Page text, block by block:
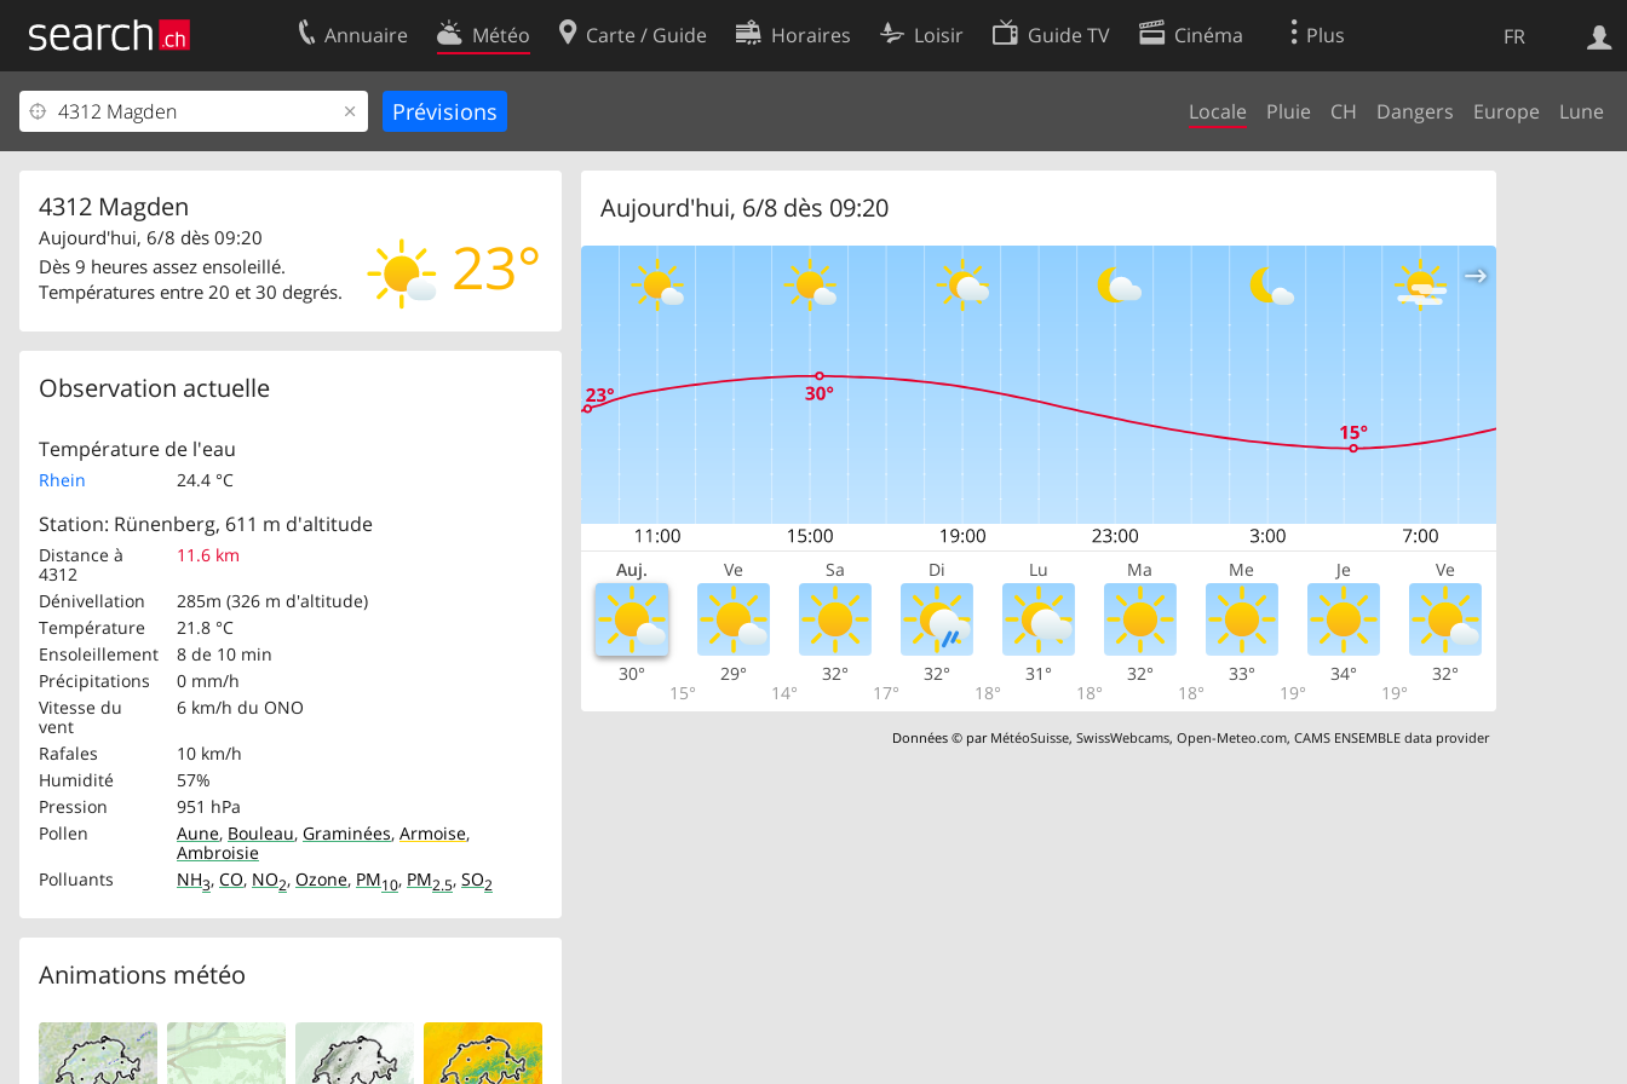
FR
Annuaire Météo Carte / Guide Horaires Loisir Guide TV Cinéma Plus
Locale Pluie CH Dangers Europe Lune
4312 Magden
23°
Aujourd'hui, 6/8 dès 09:20
Dès 9 heures assez ensoleillé.
Températures entre 20 et 30 degrés.
Observation actuelle
Température de l'eau
Rhein 24.4 °C
Station: Rünenberg, 611 m d'altitude
Distance à
4312
11.6 km
Dénivellation
285m (326 m d'altitude)
Température
21.8 °C
Ensoleillement
8 de 10 min
Précipitations
0 mm/h
Vitesse du
vent
6 km/h du ONO
Rafales
10 km/h
Humidité
57%
Pression
951 hPa
Pollen
Aune, Bouleau, Graminées, Armoise,
Ambroisie
Polluants
NH3, CO, NO2, Ozone, PM10, PM2.5, SO2
Animations météo
Aujourd'hui, 6/8 dès 09:20
Auj. Ve Sa Di Lu Ma Me Je Ve
30°
15°
29°
14°
32°
17°
32°
18°
31°
18°
32°
18°
33°
19°
34°
19°
32°
Données © par MétéoSuisse,SwissWebcams,Open-Meteo.com,CAMS ENSEMBLE data provider
Web
Votre inscription
Centre clients
Mentions Légales
Contact
Conditions d’utilisation
Préférences de cookies